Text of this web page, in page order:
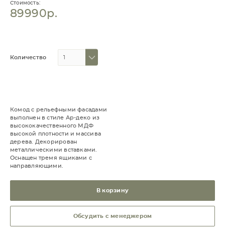
Стоимость:
89990р.
Количество
Комод с рельефными фасадами
выполнен в стиле Ар-деко из
высококачественного МДФ
высокой плотности и массива
дерева. Декорирован
металлическими вставками.
Оснащен тремя ящиками с
направляющими.
В корзину
Обсудить с менеджером